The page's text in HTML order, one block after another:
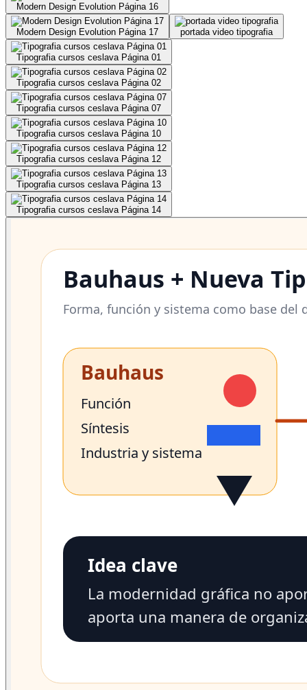
Modern Design Evolution Página 16
Modern Design Evolution Página 17 portada video tipografia
Tipografia cursos ceslava Página 01
Tipografia cursos ceslava Página 02
Tipografia cursos ceslava Página 07
Tipografia cursos ceslava Página 10
Tipografia cursos ceslava Página 12
Tipografia cursos ceslava Página 13
Tipografia cursos ceslava Página 14